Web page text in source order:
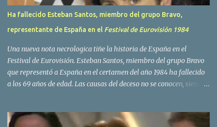
Ha fallecido Esteban Santos, miembro del grupo Bravo,
representante de España en el Festival de Eurovisión 1984
Una nueva nota necrologica tiñe la historia de España en el
Festival de Eurovisión. Esteban Santos, miembro del grupo Bravo
que representó a España en el certamen del año 1984 ha fallecido
a los 69 años de edad. Las causas del deceso no se conocen, siendo
traves de las redes sociales. Nacido en Tolosa en 1951, durante su